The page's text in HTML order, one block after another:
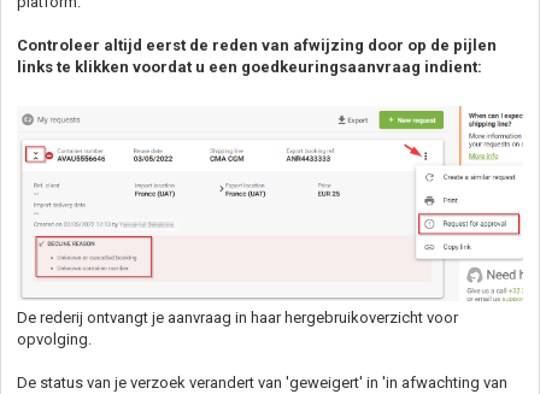
Controleer altijd eerst de reden van afwijzing door op de pijlen
links te klikken voordat u een goedkeuringsaanvraag indient:
De rederij ontvangt je aanvraag in haar hergebruikoverzicht voor
opvolging.
De status van je verzoek verandert van 'geweigert' in 'in afwachting van